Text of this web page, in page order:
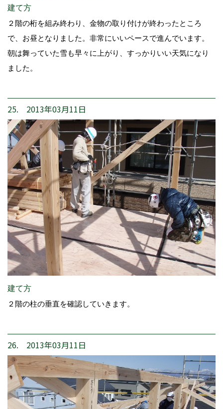
建て方
２階の桁を組み終わり、金物の取り付けが終わったところ
で、お昼となりました。非常にいいペースで進んでいます。
朝は舞っていた雪も早々に上がり、すっかりいい天気になり
ました。
25. 2013年03月11日
建て方
２階の柱の垂直を確認していきます。
26. 2013年03月11日